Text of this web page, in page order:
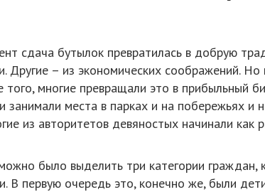
сдача бутылок превратилась в добрую
Другие – из экономических соображений.
того, многие превращали это в прибыльный
места в парках и на побережьях и
из авторитетов девяностых начинали как
было выделить три категории граждан,
В первую очередь это, конечно же, были